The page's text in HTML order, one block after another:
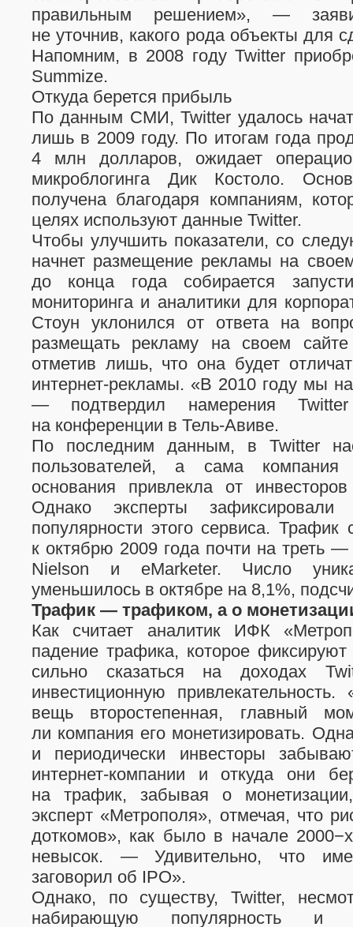
правильным решением», —
не уточнив, какого рода объекты для
Напомним, в 2008 году Twitter
Summize.
Откуда берется прибыль
По данным СМИ, Twitter удалось
лишь в 2009 году. По итогам года
4 млн долларов, ожидает
микроблогинга Дик Костоло.
получена благодаря компаниям,
целях используют данные Twitter.
Чтобы улучшить показатели, со
начнет размещение рекламы на
до конца года собирается
мониторинга и аналитики для
Стоун уклонился от ответа на
размещать рекламу на своем
отметив лишь, что она будет
интернет-рекламы. «В 2010 году мы
— подтвердил намерения Twitter
на конференции в Тель-Авиве.
По последним данным, в Twitter
пользователей, а сама
основания привлекла от
Однако эксперты зафиксировали
популярности этого сервиса. Трафик
к октябрю 2009 года почти на треть
Nielson и eMarketer. Число
уменьшилось в октябре на 8,1%,
Трафик — трафиком, а о
Как считает аналитик ИФК
падение трафика, которое
сильно сказаться на доходах
инвестиционную
вещь второстепенная, главный
ли компания его монетизировать.
и периодически инвесторы
интернет-компании и откуда они
на трафик, забывая о
эксперт «Метрополя», отмечая, что
доткомов», как было в начале
невысок. — Удивительно, что
заговорил об IPO».
Однако, по существу, Twitter,
набирающую популярность и